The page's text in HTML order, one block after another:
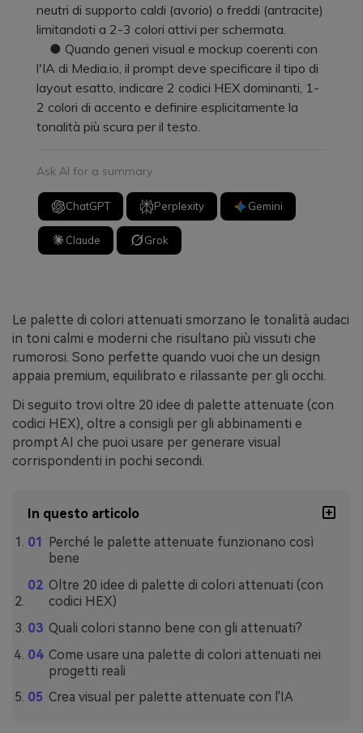
neutri di supporto caldi (avorio) o freddi (antracite)
limitandoti a 2-3 colori attivi per schermata.
● Quando generi visual e mockup coerenti con
l'IA di Media.io, il prompt deve specificare il tipo di
layout esatto, indicare 2 codici HEX dominanti, 1-
2 colori di accento e definire esplicitamente la
tonalità più scura per il testo.
Ask AI for a summary
ChatGPT Perplexity Gemini
Claude Grok
Le palette di colori attenuati smorzano le tonalità audaci
in toni calmi e moderni che risultano più vissuti che
rumorosi. Sono perfette quando vuoi che un design
appaia premium, equilibrato e rilassante per gli occhi.
Di seguito trovi oltre 20 idee di palette attenuate (con
codici HEX), oltre a consigli per gli abbinamenti e
prompt AI che puoi usare per generare visual
corrispondenti in pochi secondi.
In questo articolo
Perché le palette attenuate funzionano così
bene
Oltre 20 idee di palette di colori attenuati (con
codici HEX)
Quali colori stanno bene con gli attenuati?
Come usare una palette di colori attenuati nei
progetti reali
Crea visual per palette attenuate con l'IA